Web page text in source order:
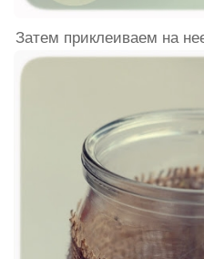
Затем приклеиваем на